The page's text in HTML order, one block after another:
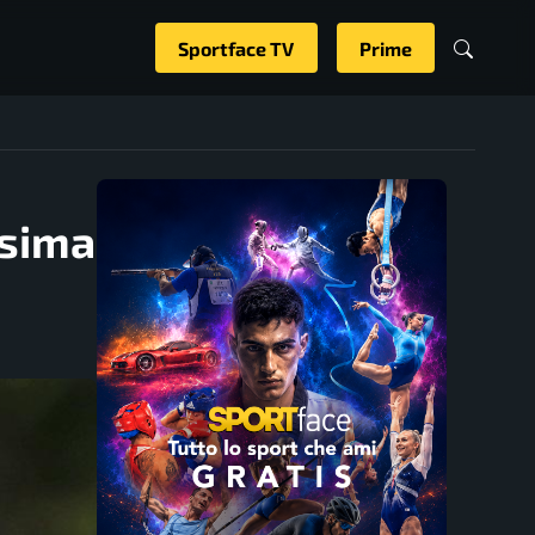
Sportface TV Prime